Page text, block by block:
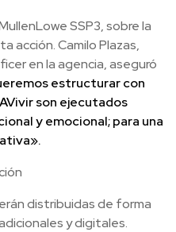
SSP3, sobre la
acción. Camilo Plazas,
en la agencia, aseguró
estructurar con
son ejecutados
y emocional; para una
distribuidas de forma
y digitales.